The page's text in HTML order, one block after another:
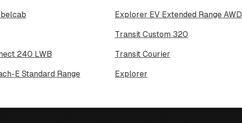
mer info og pris på frakt!
siden 1949, og har vært
Explorer EV Extended Range AWD
Transit Custom 320
240 LWB Transit Courier
E Standard Range Explorer